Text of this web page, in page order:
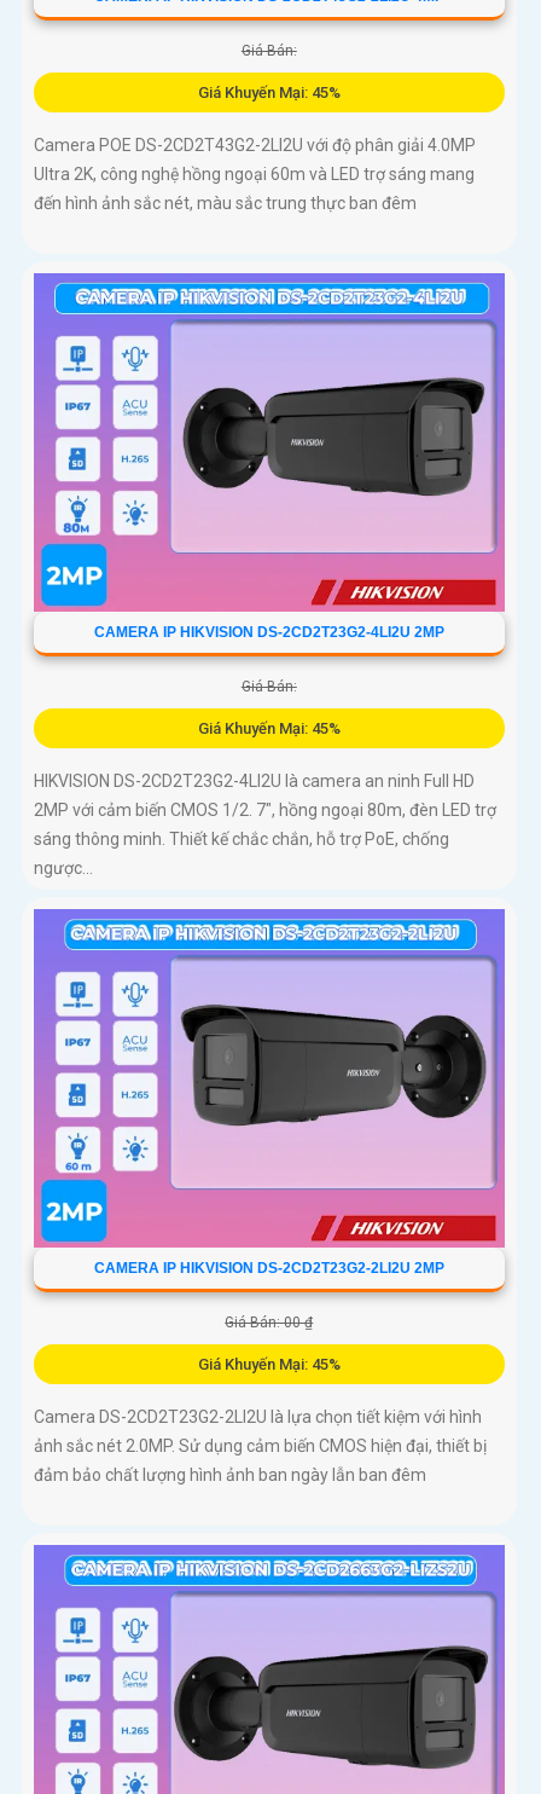
Giá Bán:
Giá Khuyến Mại: 45%
Camera POE DS-2CD2T43G2-2LI2U với độ phân giải 4.0MP
Ultra 2K, công nghệ hồng ngoại 60m và LED trợ sáng mang
đến hình ảnh sắc nét, màu sắc trung thực ban đêm
CAMERA IP HIKVISION DS-2CD2T23G2-4LI2U 2MP
Giá Bán:
Giá Khuyến Mại: 45%
HIKVISION DS-2CD2T23G2-4LI2U là camera an ninh Full HD
2MP với cảm biến CMOS 1/2. 7", hồng ngoại 80m, đèn LED trợ
sáng thông minh. Thiết kế chắc chắn, hỗ trợ PoE, chống
ngược...
CAMERA IP HIKVISION DS-2CD2T23G2-2LI2U 2MP
Giá Bán: 00 ₫
Giá Khuyến Mại: 45%
Camera DS-2CD2T23G2-2LI2U là lựa chọn tiết kiệm với hình
ảnh sắc nét 2.0MP. Sử dụng cảm biến CMOS hiện đại, thiết bị
đảm bảo chất lượng hình ảnh ban ngày lẫn ban đêm